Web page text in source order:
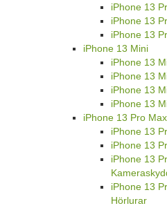
iPhone 13
iPhone 13
iPhone 13
iPhone 13 Mini
iPhone 13
iPhone 13
iPhone 13
iPhone 13
iPhone 13 Pro Max
iPhone 13
iPhone 13
iPhone 13
iPhone 13
Hörlurar